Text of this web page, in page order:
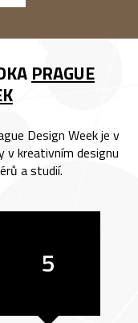
PRAGUE
Design Week je v
v kreativním designu
a studií.
5